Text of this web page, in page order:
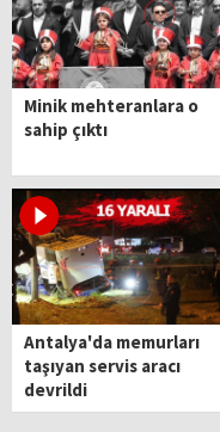
Minik mehteranlara o
sahip çıktı
Antalya'da memurları
taşıyan servis aracı
devrildi